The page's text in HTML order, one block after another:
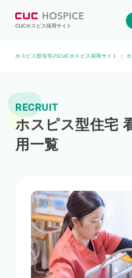
CUCホスピス採用サイト
ホスピス型住宅のCUCホスピス採用サイト
RECRUIT
ホスピス型住宅
用一覧